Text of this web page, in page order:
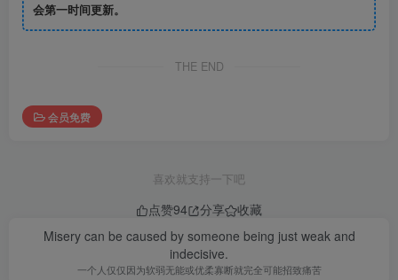
会第一时间更新。
THE END
会员免费
喜欢就支持一下吧
点赞94 分享
收藏
Misery can be caused by someone being just weak and
indecisive.
一个人仅仅因为软弱无能或优柔寡断就完全可能招致痛苦